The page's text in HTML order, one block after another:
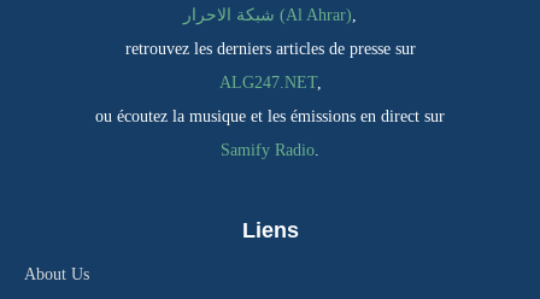
شبكة الاحرار (Al Ahrar),
retrouvez les derniers articles de presse sur
ALG247.NET,
ou écoutez la musique et les émissions en direct sur
Samify Radio.
Liens
About Us